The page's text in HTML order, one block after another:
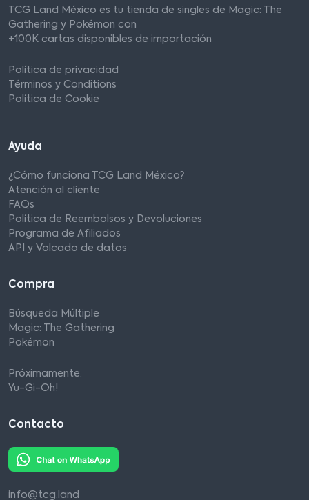
TCG Land México es tu tienda de singles de Magic: The
Gathering y Pokémon con
+100K cartas disponibles de importación
Política de privacidad
Términos y Conditions
Política de Cookie
Ayuda
¿Cómo funciona TCG Land México?
Atención al cliente
FAQs
Política de Reembolsos y Devoluciones
Programa de Afiliados
API y Volcado de datos
Compra
Búsqueda Múltiple
Magic: The Gathering
Pokémon
Próximamente:
Yu-Gi-Oh!
Contacto
info@tcg.land